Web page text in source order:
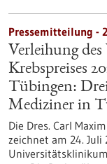
Pressemitteilung -
Verleihung
Krebspreises
Tübingen:
Mediziner in
Die Dres. Carl
zeichnet am 24.